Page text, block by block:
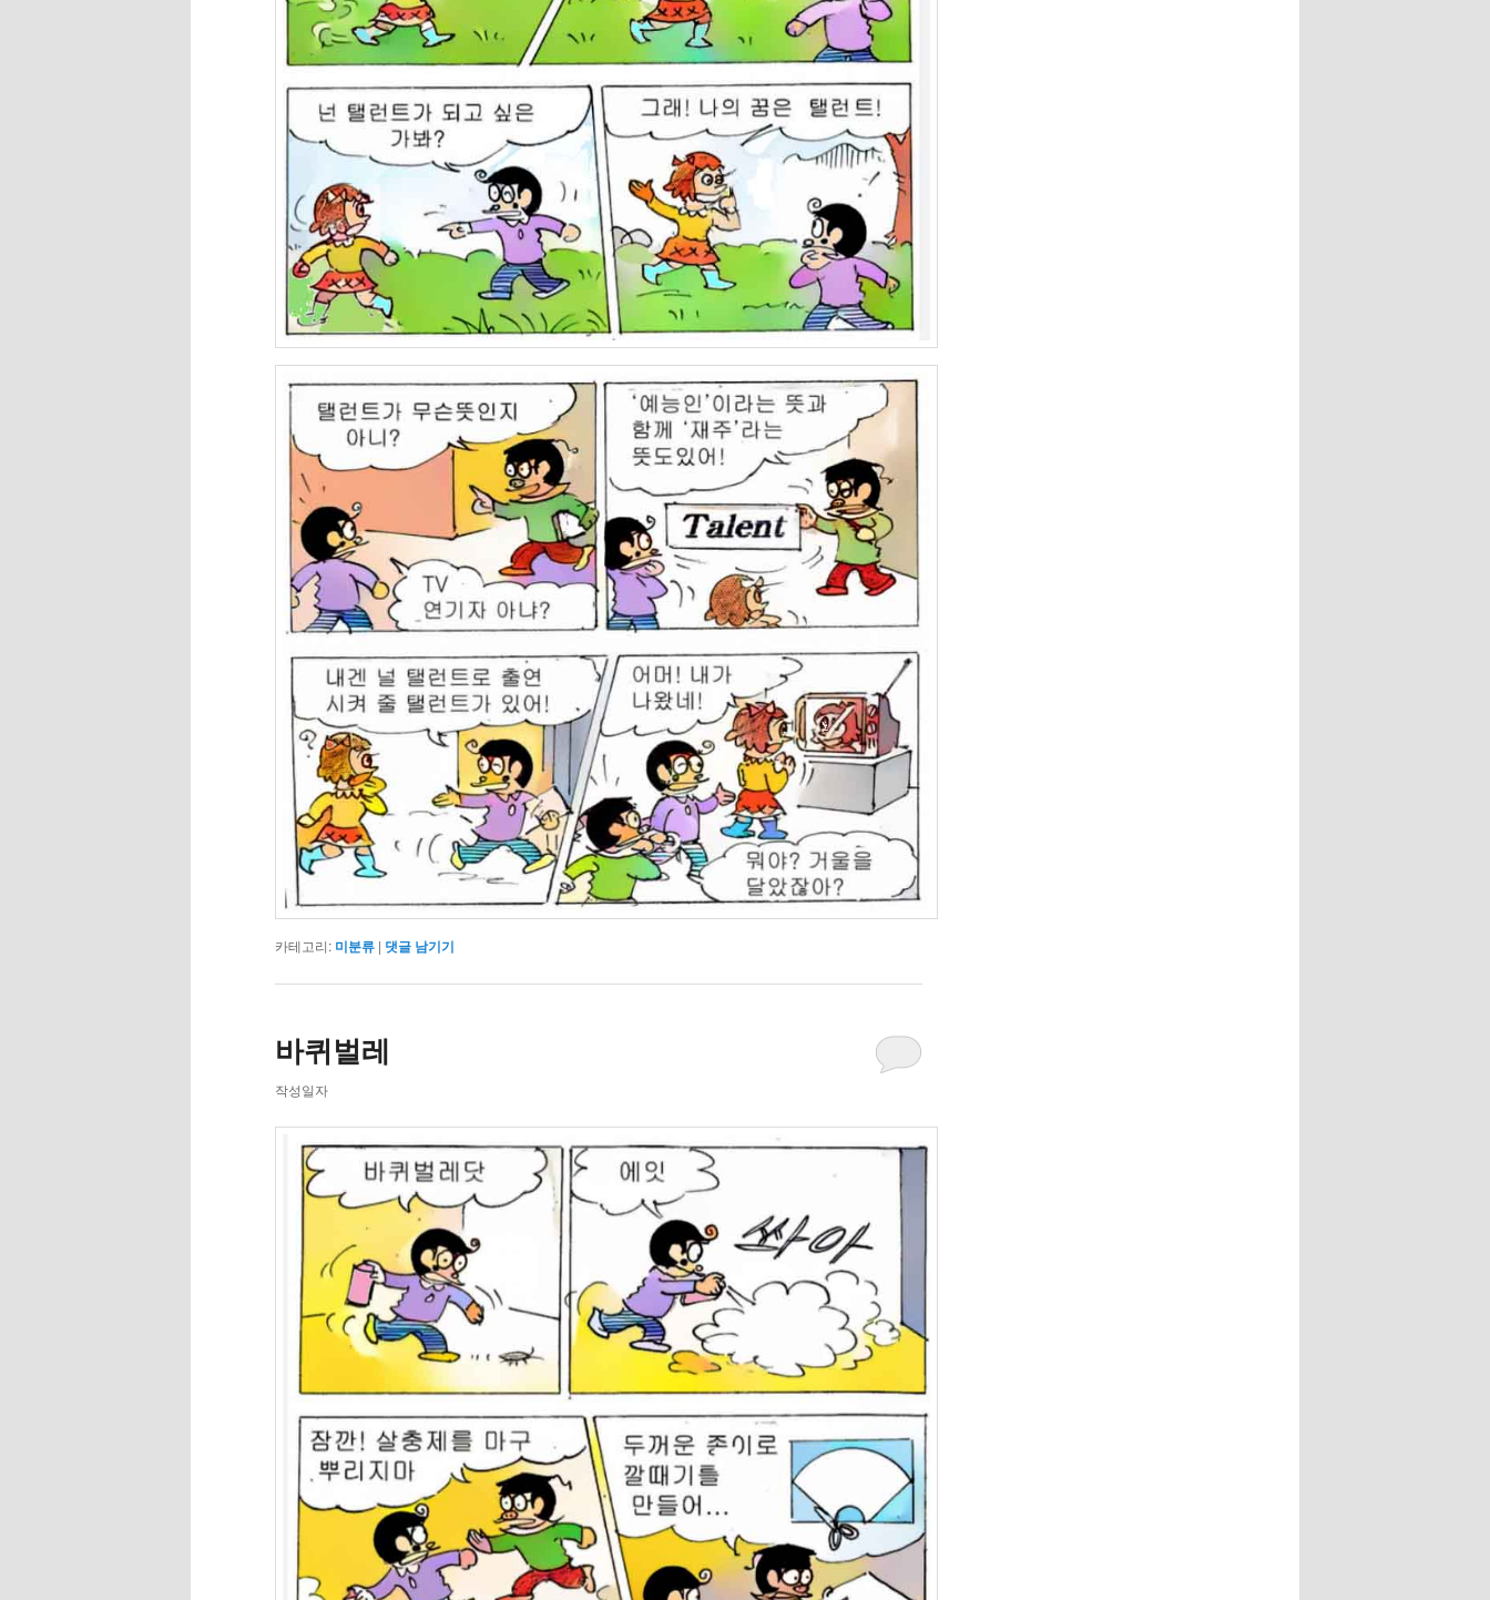
카테고리: 미분류 | 댓글 남기기
바퀴벌레
작성일자